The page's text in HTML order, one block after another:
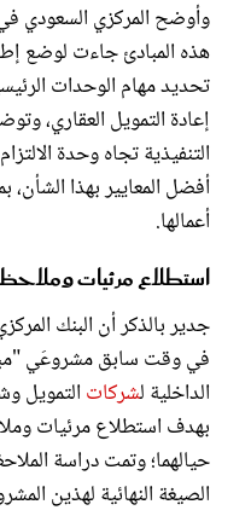
وأوضح المركزي السعودي
هذه المبادئ جاءت لوضع
تحديد مهام الوحدات
إعادة التمويل العقاري،
التنفيذية تجاه وحدة
أفضل المعايير بهذا
أعمالها.
استطلاع مرئيات
جدير بالذكر أن البنك
في وقت سابق مشروعَي
الداخلية لشركات التمويل
بهدف استطلاع مرئيات
حيالهما؛ وتمت دراسة
الصيغة النهائية لهذين